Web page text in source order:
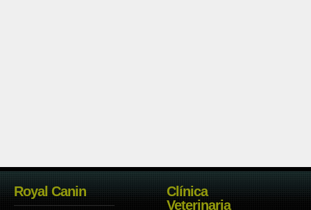
Royal Canin
Clínica
Veterinaria